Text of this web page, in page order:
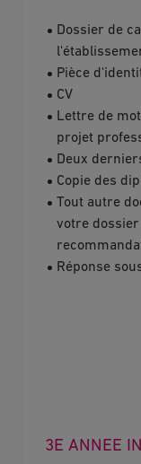
Dossier de
Pièce
CV
Lettre de
projet
Deux
Copie des
Tout autre
votre
Réponse
3E ANNEE